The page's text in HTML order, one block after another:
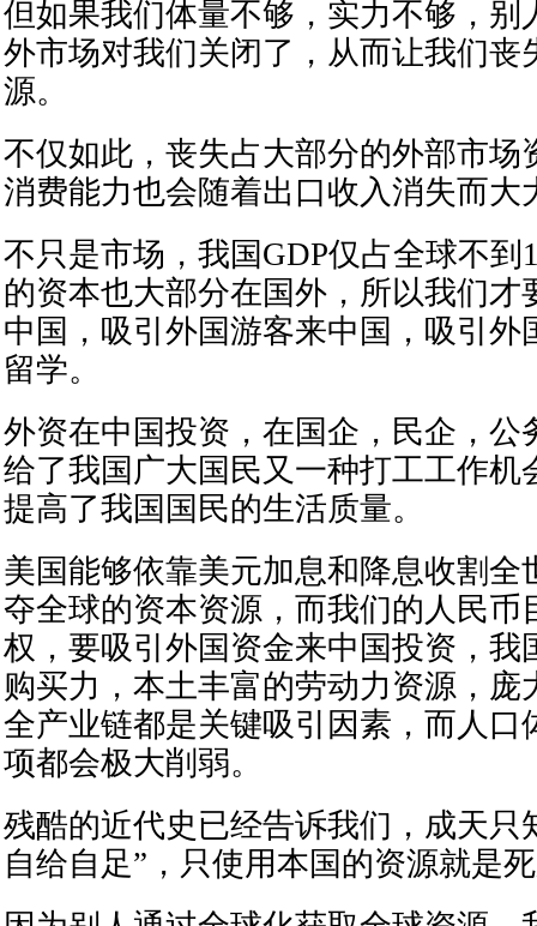
但如果我们体量不够，实力不够，别
外市场对我们关闭了，从而让我们丧
源。
不仅如此，丧失占大部分的外部市场
消费能力也会随着出口收入消失而大
不只是市场，我国GDP仅占全球不到
的资本也大部分在国外，所以我们才
中国，吸引外国游客来中国，吸引外
留学。
外资在中国投资，在国企，民企，公
给了我国广大国民又一种打工工作机
提高了我国国民的生活质量。
美国能够依靠美元加息和降息收割全
夺全球的资本资源，而我们的人民币
权，要吸引外国资金来中国投资，我
购买力，本土丰富的劳动力资源，庞
全产业链都是关键吸引因素，而人口
项都会极大削弱。
残酷的近代史已经告诉我们，成天只
自给自足”，只使用本国的资源就是